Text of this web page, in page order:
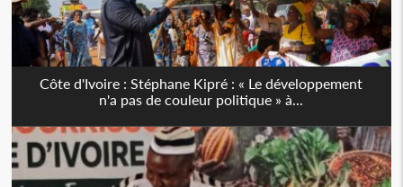
Côte d'Ivoire : Stéphane Kipré : « Le développement
n'a pas de couleur politique » à...